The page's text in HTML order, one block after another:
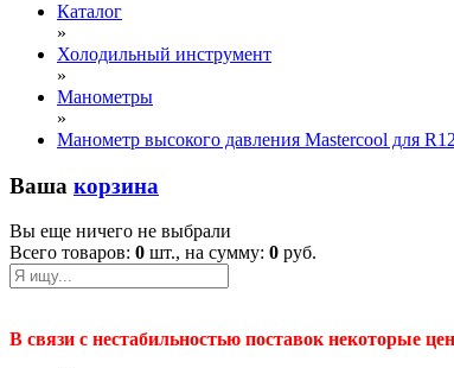
Каталог
»
Холодильный инструмент
»
Манометры
»
Манометр высокого давления Mastercool для
Ваша корзина
Вы еще ничего не выбрали
Всего товаров: 0 шт., на сумму: 0 руб.
В связи с нестабильностью поставок некоторые